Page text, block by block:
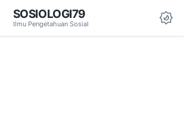
SOSIOLOGI79
Ilmu Pengetahuan Sosial